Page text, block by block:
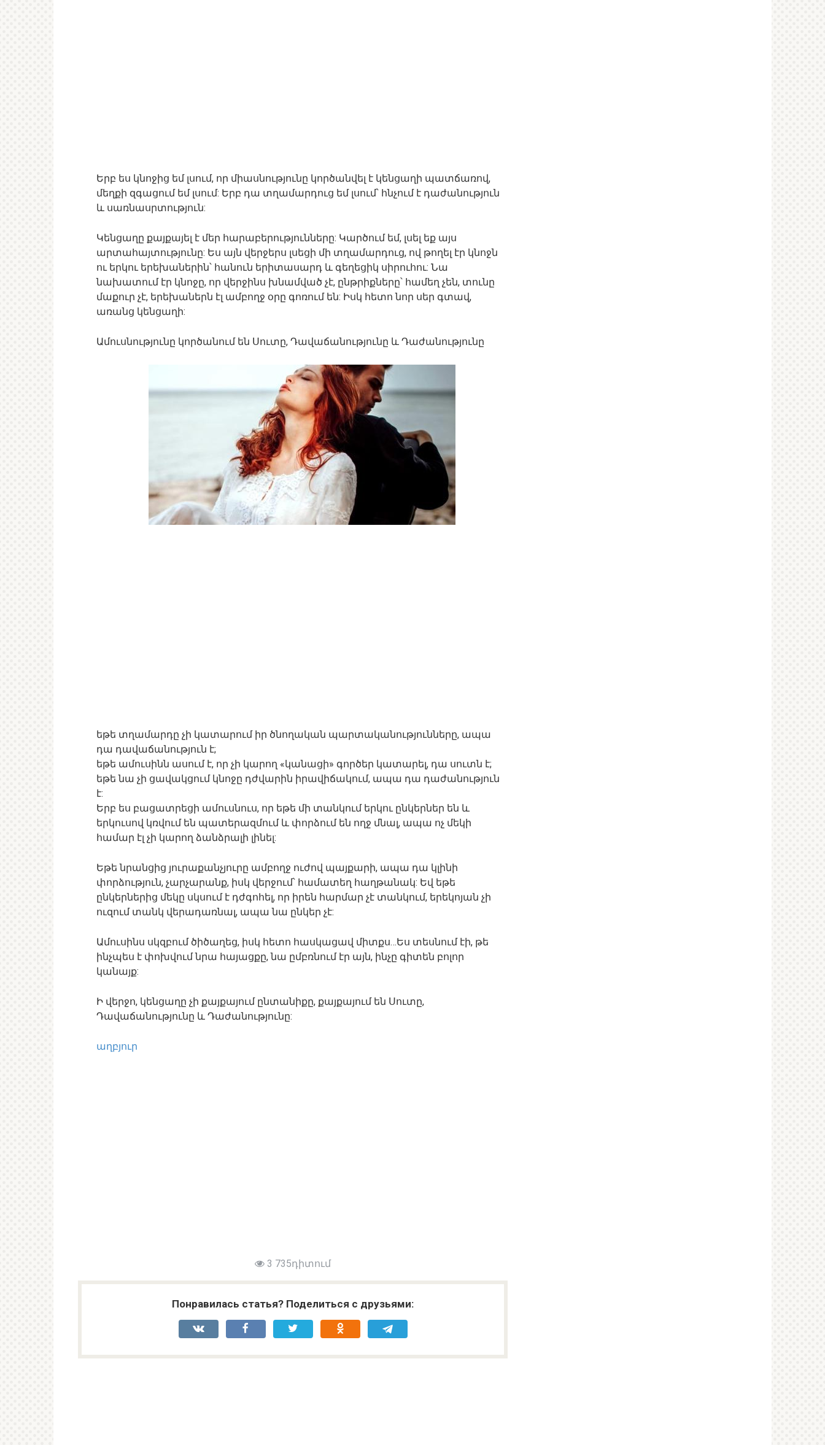
Երբ ես կնոջից եմ լսում, որ միասնությունը կործանվել է կենցաղի պատճառով,
մեղքի զգացում եմ լսում: Երբ դա տղամարդուց եմ լսում՝ հնչում է դաժանություն
և սառնասրտություն:
Կենցաղը քայքայել է մեր հարաբերությունները: Կարծում եմ, լսել եք այս
արտահայտությունը: Ես այն վերջերս լսեցի մի տղամարդուց, ով թողել էր կնոջն
ու երկու երեխաներին՝ հանուն երիտասարդ և գեղեցիկ սիրուհու: Նա
նախատում էր կնոջը, որ վերջինս խնամված չէ, ընթրիքները՝ համեղ չեն, տունը
մաքուր չէ, երեխաներն էլ ամբողջ օրը գոռում են: Իսկ հետո նոր սեր գտավ,
առանց կենցաղի:
Ամուսնությունը կործանում են Սուտը, Դավաճանությունը և Դաժանությունը
եթե տղամարդը չի կատարում իր ծնողական պարտականությունները, ապա
դա դավաճանություն է;
եթե ամուսինն ասում է, որ չի կարող «կանացի» գործեր կատարել, դա սուտն է;
եթե նա չի ցավակցում կնոջը դժվարին իրավիճակում, ապա դա դաժանություն
է:
Երբ ես բացատրեցի ամուսնուս, որ եթե մի տանկում երկու ընկերներ են և
երկուսով կռվում են պատերազմում և փորձում են ողջ մնալ, ապա ոչ մեկի
համար էլ չի կարող ձանձրալի լինել:
Եթե նրանցից յուրաքանչյուրը ամբողջ ուժով պայքարի, ապա դա կլինի
փորձություն, չարչարանք, իսկ վերջում՝ համատեղ հաղթանակ: Եվ եթե
ընկերներից մեկը սկսում է դժգոհել, որ իրեն հարմար չէ տանկում, երեկոյան չի
ուզում տանկ վերադառնալ, ապա նա ընկեր չէ:
Ամուսինս սկզբում ծիծաղեց, իսկ հետո հասկացավ միտքս…Ես տեսնում էի, թե
ինչպես է փոխվում նրա հայացքը, նա ըմբռնում էր այն, ինչը գիտեն բոլոր
կանայք:
Ի վերջո, կենցաղը չի քայքայում ընտանիքը, քայքայում են Սուտը,
Դավաճանությունը և Դաժանությունը:
աղբյուր
3 735դիտում
Понравилась статья? Поделиться с друзьями: